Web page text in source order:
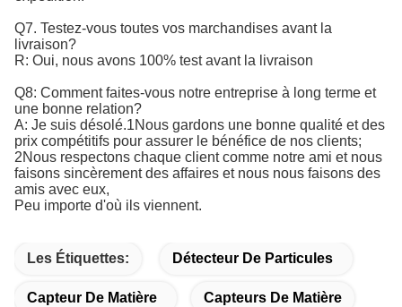
Q7. Testez-vous toutes vos marchandises avant la
livraison?
R: Oui, nous avons 100% test avant la livraison
Q8: Comment faites-vous notre entreprise à long terme et
une bonne relation?
A: Je suis désolé.1Nous gardons une bonne qualité et des
prix compétitifs pour assurer le bénéfice de nos clients;
2Nous respectons chaque client comme notre ami et nous
faisons sincèrement des affaires et nous nous faisons des
amis avec eux,
Peu importe d'où ils viennent.
Les Étiquettes: Détecteur De Particules
Capteur De Matière Capteurs De Matière